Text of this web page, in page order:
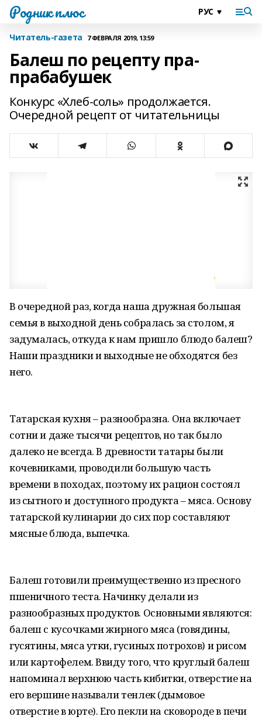
Родник плюс
Читатель-газета 7 ФЕВРАЛЯ 2019, 13:59
Балеш по рецепту пра-
прабабушек
Конкурс «Хлеб-соль» продолжается.
Очередной рецепт от читательницы
В очередной раз, когда наша дружная большая
семья в выходной день собралась за столом, я
задумалась, откуда к нам пришло блюдо балеш?
Наши праздники и выходные не обходятся без
него.
Татарская кухня – разнообразна. Она включает
сотни и даже тысячи рецептов, но так было
далеко не всегда. В древности татары были
кочевниками, проводили большую часть
времени в походах, поэтому их рацион состоял
из сытного и доступного продукта – мяса. Основу
татарской кулинарии до сих пор составляют
мясные блюда, выпечка.
Балеш готовили преимущественно из пресного
пшеничного теста. Начинку делали из
разнообразных продуктов. Основными являются:
балеш с кусочками жирного мяса (говядины,
гусятины, мяса утки, гусиных потрохов) и рисом
или картофелем. Ввиду того, что круглый балеш
напоминал верхнюю часть кибитки, отверстие на
его вершине называли тенлек (дымовое
отверстие в юрте). Его пекли на сковороде в печи